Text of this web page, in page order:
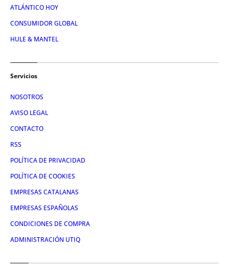
ATLÁNTICO HOY
CONSUMIDOR GLOBAL
HULE & MANTEL
Servicios
NOSOTROS
AVISO LEGAL
CONTACTO
RSS
POLÍTICA DE PRIVACIDAD
POLÍTICA DE COOKIES
EMPRESAS CATALANAS
EMPRESAS ESPAÑOLAS
CONDICIONES DE COMPRA
ADMINISTRACIÓN UTIQ